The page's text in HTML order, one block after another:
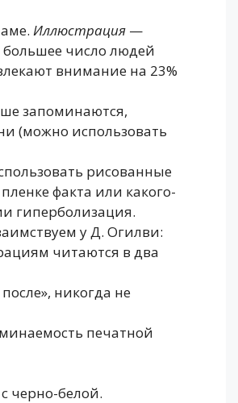
Иллюстрация —
большее число людей
внимание на 23%
запоминаются,
(можно использовать
рисованные
факта или какого-
гиперболизация.
у Д. Огилви:
читаются в два
никогда не
печатной
черно-белой.